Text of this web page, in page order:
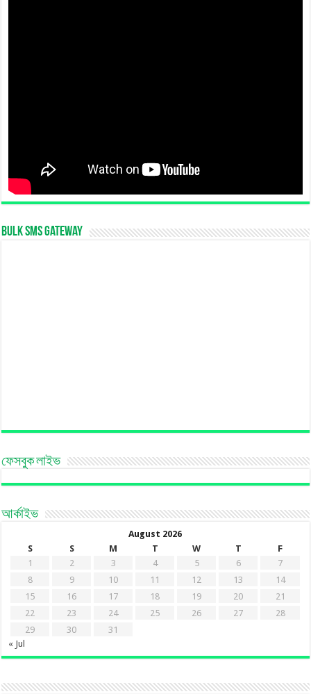
Bulk SMS Gateway
ফেসবুক লাইভ
আর্কাইভ
August 2026
S
S M T W T
F
1
2 3 4 5 6
7
8
9 10 11 12 13
14
15
16 17 18 19 20
21
22
23 24 25 26 27
28
29
30
31
« Jul